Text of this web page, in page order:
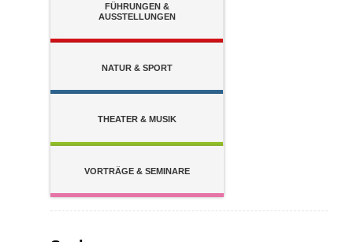
FÜHRUNGEN &
AUSSTELLUNGEN
NATUR &SPORT
THEATER &MUSIK
VORTRÄGE & SEMINARE